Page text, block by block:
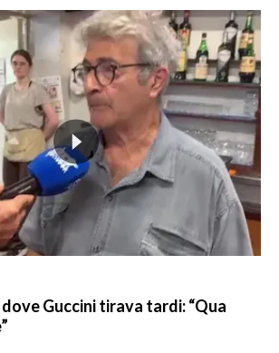
Guccini tirava tardi: “Qua